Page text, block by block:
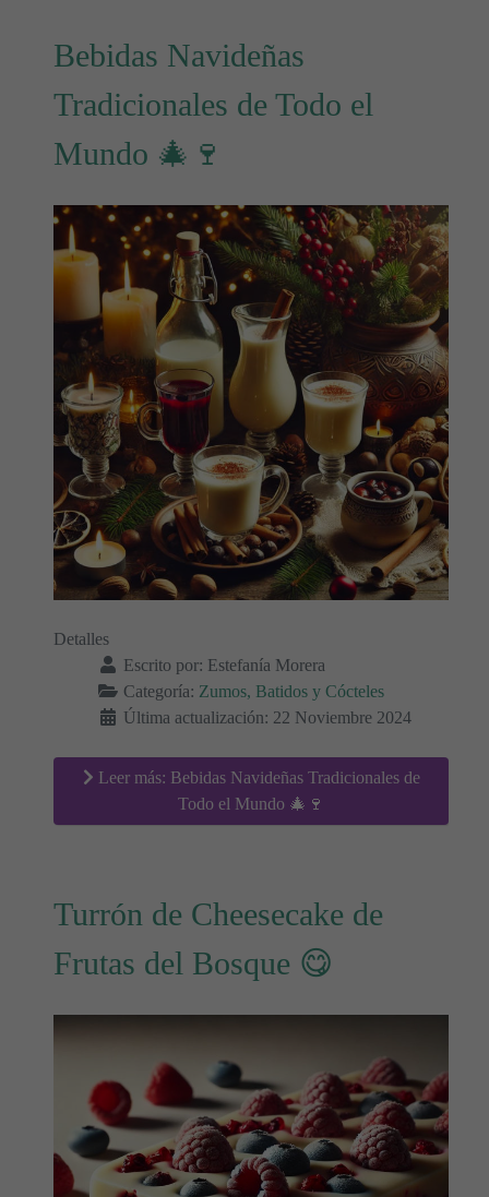
Bebidas Navideñas
Tradicionales de Todo el
Mundo 🎄🍷
Detalles
Escrito por: Estefanía Morera
Categoría: Zumos, Batidos y Cócteles
Última actualización: 22 Noviembre 2024
Leer más: Bebidas Navideñas Tradicionales de
Todo el Mundo 🎄🍷
Turrón de Cheesecake de
Frutas del Bosque 😋